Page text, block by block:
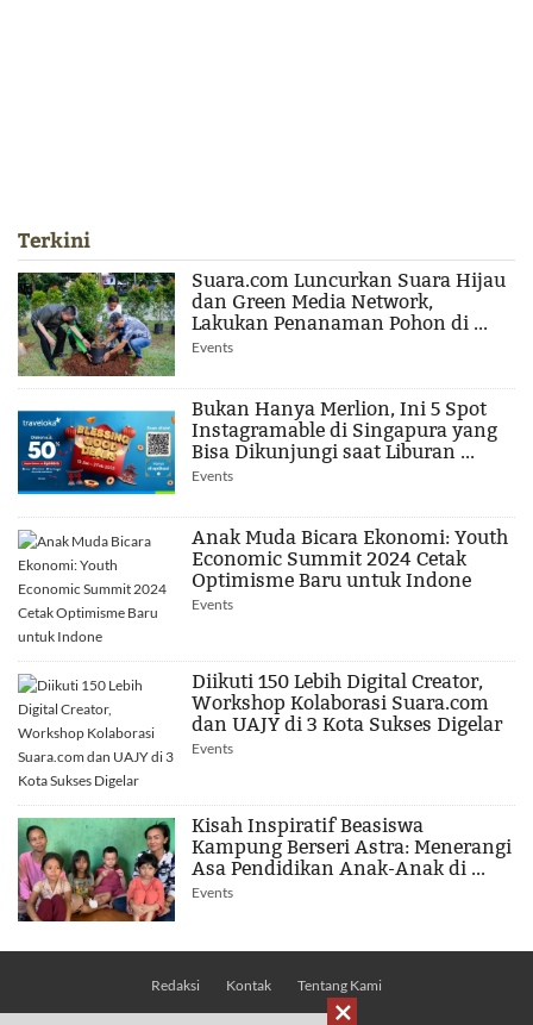
Terkini
Suara.com Luncurkan Suara Hijau
dan Green Media Network,
Lakukan Penanaman Pohon di ...
Events
Bukan Hanya Merlion, Ini 5 Spot
Instagramable di Singapura yang
Bisa Dikunjungi saat Liburan ...
Events
Anak Muda Bicara Ekonomi: Youth
Economic Summit 2024 Cetak
Optimisme Baru untuk Indone
Events
Diikuti 150 Lebih Digital Creator,
Workshop Kolaborasi Suara.com
dan UAJY di 3 Kota Sukses Digelar
Events
Kisah Inspiratif Beasiswa
Kampung Berseri Astra: Menerangi
Asa Pendidikan Anak-Anak di ...
Events
Redaksi Kontak Tentang Kami
